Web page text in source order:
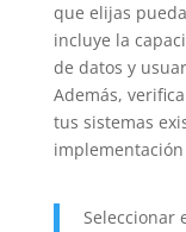
que elijas
incluye la
de datos y
Además,
tus sistemas
Seleccionar